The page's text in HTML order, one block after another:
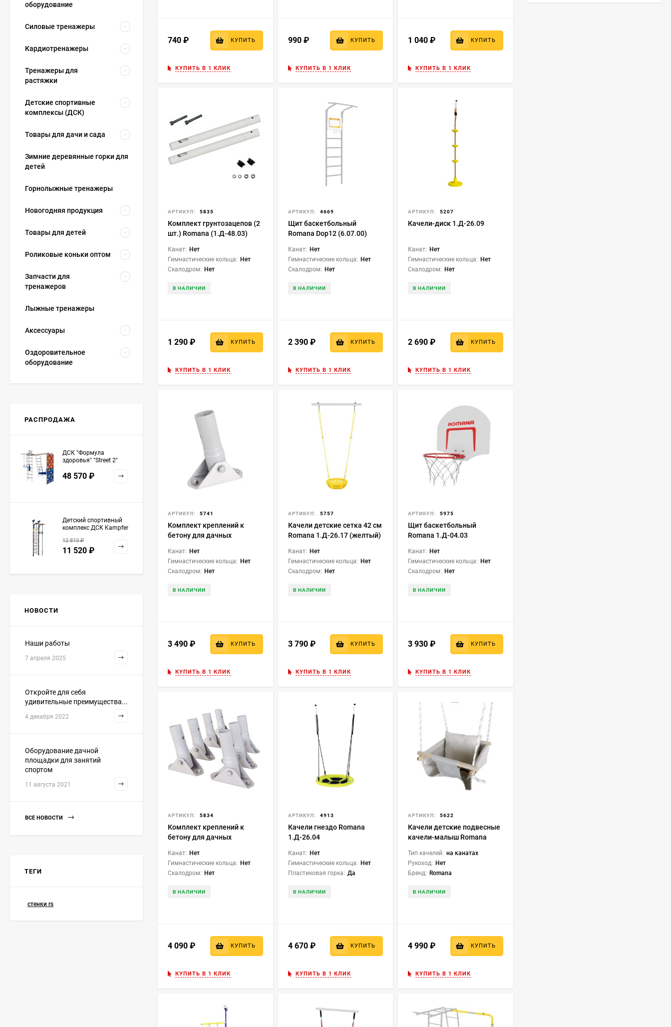
740 КУПИТЬ
КУПИТЬ В 1 КЛИК
990 ₽ КУПИТЬ
КУПИТЬ В 1 КЛИК
1 040 КУПИТЬ
КУПИТЬ В 1 КЛИК
АРТИКУЛ: 5835
Комплект грунтозацепов (2
шт.) Romana (1.Д-48.03)
Канат: Нет
Гимнастические кольца: Нет
Скалодром: Нет
В НАЛИЧИИ
1 290 КУПИТЬ
КУПИТЬ В 1 КЛИК
АРТИКУЛ: 4669
Щит баскетбольный
Romana Dop12 (6.07.00)
Канат: Нет
Гимнастические кольца: Нет
Скалодром: Нет
В НАЛИЧИИ
2 390 ₽ КУПИТЬ
КУПИТЬ В 1 КЛИК
АРТИКУЛ: 5207
Качели-диск 1.Д-26.09
Канат: Нет
Гимнастические кольца: Нет
Скалодром: Нет
В НАЛИЧИИ
2 690 КУПИТЬ
КУПИТЬ В 1 КЛИК
АРТИКУЛ: 5741
Комплект креплений к
бетону для дачных
(1.Д-48.01) белый
Канат: Нет
Гимнастические кольца: Нет
Скалодром: Нет
В НАЛИЧИИ
3 490 КУПИТЬ
КУПИТЬ В 1 КЛИК
АРТИКУЛ: 5757
Качели детские сетка 42 см
Romana 1.Д-26.17 (желтый)
Канат: Нет
Гимнастические кольца: Нет
Скалодром: Нет
В НАЛИЧИИ
3 790 ₽ КУПИТЬ
КУПИТЬ В 1 КЛИК
АРТИКУЛ: 5975
Щит баскетбольный
Romana 1.Д-04.03
Канат: Нет
Гимнастические кольца: Нет
Скалодром: Нет
В НАЛИЧИИ
3 930 КУПИТЬ
КУПИТЬ В 1 КЛИК
АРТИКУЛ: 5834
Комплект креплений к
бетону для дачных
(1.Д-48.02) белый
Канат: Нет
Гимнастические кольца: Нет
Скалодром: Нет
В НАЛИЧИИ
4 090 КУПИТЬ
КУПИТЬ В 1 КЛИК
АРТИКУЛ: 4913
Качели гнездо Romana
1.Д-26.04
Канат: Нет
Гимнастические кольца: Нет
Пластиковая горка: Да
В НАЛИЧИИ
4 670 ₽ КУПИТЬ
КУПИТЬ В 1 КЛИК
АРТИКУЛ: 5622
Качели детские подвесные
качели-малыш Romana
Тип качелей: на канатах
Рукоход: Нет
Бренд: Romana
В НАЛИЧИИ
4 990 КУПИТЬ
КУПИТЬ В 1 КЛИК
оборудование
Силовые тренажеры
Кардиотренажеры
Тренажеры для
растяжки
Детские спортивные
комплексы (ДСК)
Товары для дачи и сада
Зимние деревянные горки для
детей
Горнолыжные тренажеры
Новогодняя продукция
Товары для детей
Роликовые коньки оптом
Запчасти для
тренажеров
Лыжные тренажеры
Аксессуары
Оздоровительное
оборудование
РАСПРОДАЖА
ДСК "Формула
здоровья" "Street 2"
48 570
Детский спортивный
комплекс ДСК Kampfer
12 810
11 520
НОВОСТИ
Наши работы
7 апреля 2025
Откройте для себя
удивительные преимущества...
4 декабря 2022
Оборудование дачной
площадки для занятий
спортом
11 августа 2021
ВСЕ НОВОСТИ
ТЕГИ
стенки rs